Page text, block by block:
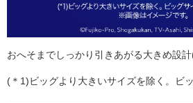
おへそまでしっかり引きあがる大きめ設
(＊1)ビッグより大きいサイズを除く。ビ